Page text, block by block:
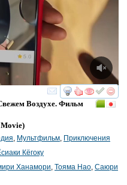
смотреть
Воздухе. Фильм
)
, Мультфильм, Приключения
Кёгоку
Ханамори, Тояма Нао, Саюри